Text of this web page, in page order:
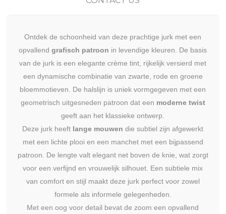
Ontdek de schoonheid van deze prachtige jurk met een
opvallendgrafisch patroon in levendige kleuren. De basis
van de jurk is een elegante crème tint, rijkelijk versierd met
een dynamische combinatie van zwarte, rode en groene
bloemmotieven. De halslijn is uniek vormgegeven met een
geometrisch uitgesneden patroon dat een moderne twist
geeft aan het klassieke ontwerp.
Deze jurk heeft lange mouwen die subtiel zijn afgewerkt
met een lichte plooi en een manchet met een bijpassend
patroon. De lengte valt elegant net boven de knie, wat zorgt
voor een verfijnd en vrouwelijk silhouet. Een subtiele mix
van comfort en stijl maakt deze jurk perfect voor zowel
formele als informele gelegenheden.
Met een oog voor detail bevat de zoom een opvallend